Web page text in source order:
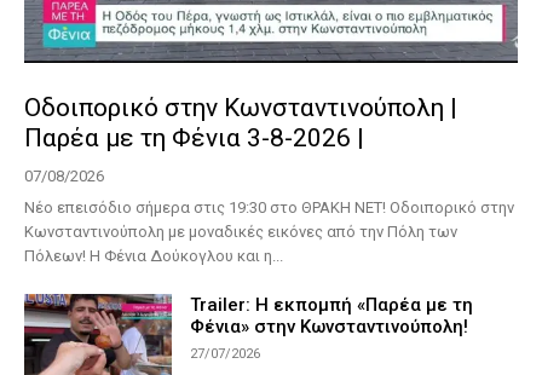
Οδοιπορικό στην Κωνσταντινούπολη |
Παρέα με τη Φένια 3-8-2026 |
07/08/2026
Νέο επεισόδιο σήμερα στις 19:30 στο ΘΡΑΚΗ ΝΕΤ! Οδοιπορικό στην
Kωνσταντινούπολη με μοναδικές εικόνες από την Πόλη των
Πόλεων! Η Φένια Δούκογλου και η...
Trailer: Η εκπομπή «Παρέα με τη
Φένια» στην Κωνσταντινούπολη!
27/07/2026